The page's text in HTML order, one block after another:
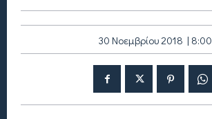
30 Νοεμβρίου 2018 | 8:00